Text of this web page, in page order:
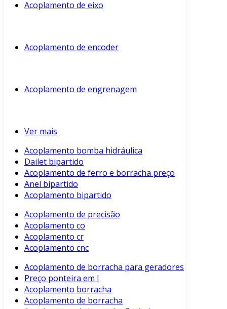
Acoplamento de eixo
Acoplamento de encoder
Acoplamento de engrenagem
Ver mais
Acoplamento bomba hidráulica
Dailet bipartido
Acoplamento de ferro e borracha preço
Anel bipartido
Acoplamento bipartido
Acoplamento de precisão
Acoplamento co
Acoplamento cr
Acoplamento cnc
Acoplamento de borracha para geradores
Preço ponteira em l
Acoplamento borracha
Acoplamento de borracha